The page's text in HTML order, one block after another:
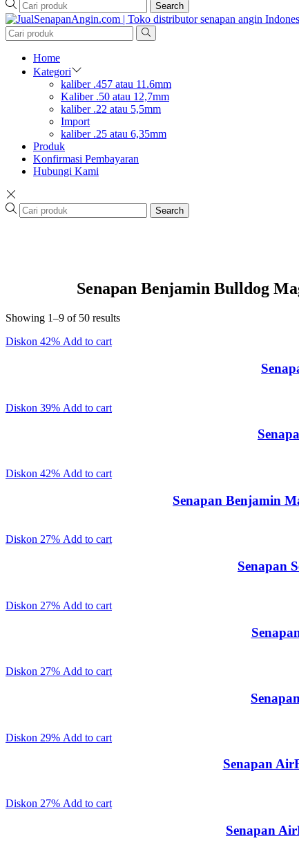
Search
Home
Kategori
kaliber .457 atau 11.6mm
Kaliber .50 atau 12,7mm
kaliber .22 atau 5,5mm
Import
kaliber .25 atau 6,35mm
Produk
Konfirmasi Pembayaran
Hubungi Kami
Search
Senapan Benjamin Bulldog
Showing 1–9 of 50 resultsSorted
Diskon 42% Add to cart
Diskon 39% Add to cart
Diskon 42% Add to cart
Senapan Benjamin
Diskon 27% Add to cart
Senapan
Diskon 27% Add to cart
Diskon 27% Add to cart
Diskon 29% Add to cart
Senapan
Diskon 27% Add to cart
Senapan